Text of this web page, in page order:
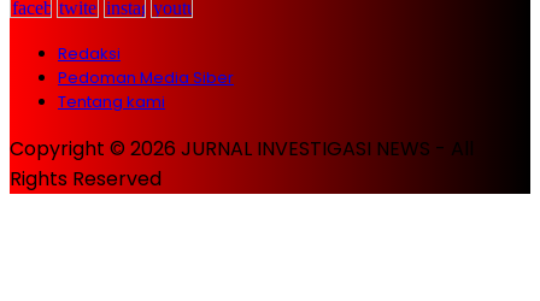
Redaksi
Pedoman Media Siber
Tentang kami
Copyright © 2026 JURNAL INVESTIGASI NEWS - All
Rights Reserved